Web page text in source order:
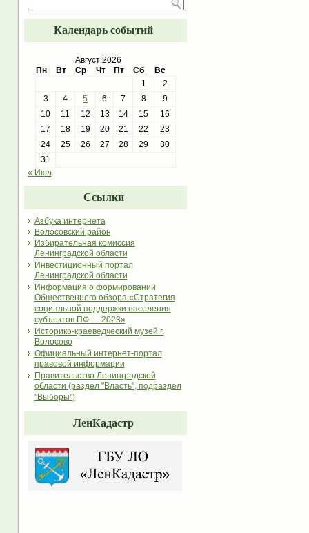
Календарь событий
Август 2026
Пн
Вт Ср Чт Пт Сб
Вс
1
2
3
4 5 6 7 8
9
10
11 12 13 14 15
16
17
18 19 20 21 22
23
24
25 26 27 28 29
30
31
« Июл
Ссылки
Азбука интернета
Волосовский район
Избирательная комиссия
Ленинградской области
Инвестиционный портал
Ленинградской области
Информация о формировании
Общественного обзора «Стратегия
социальной поддержки населения
субъектов ПФ — 2023»
Историко-краеведческий музей г.
Волосово
Официальный интернет-портал
правовой информации
Правительство Ленинградской
области (раздел "Власть", подраздел
"Выборы")
ЛенКадастр